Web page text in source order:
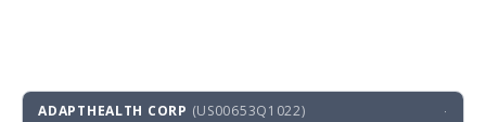
ADAPTHEALTH CORP (US00653Q1022) ·